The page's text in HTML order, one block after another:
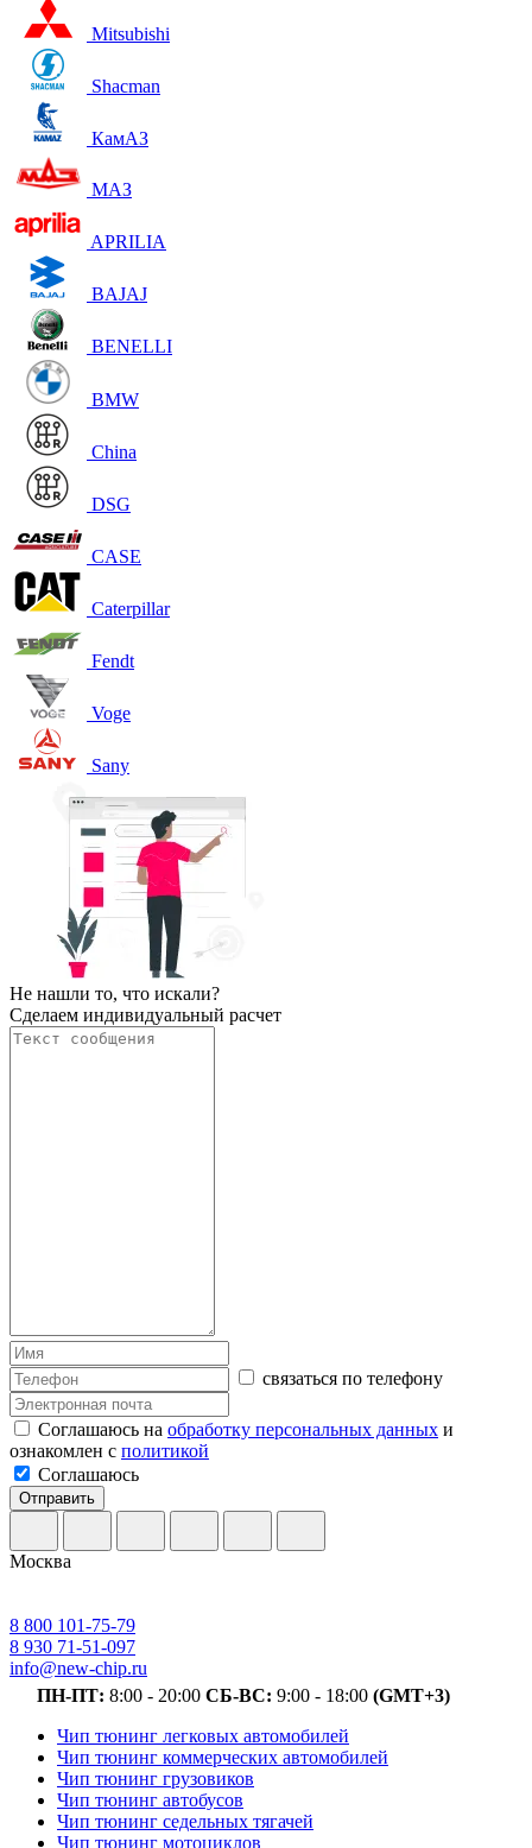
Mitsubishi
Shacman
КамАЗ
МАЗ
APRILIA
BAJAJ
BENELLI
BMW
China
DSG
CASE
Caterpillar
Fendt
Voge
Sany
Не нашли то, что искали?
Сделаем индивидуальный расчет
связаться по телефону
Соглашаюсь на обработку персональных данных и
ознакомлен с политикой
Соглашаюсь
Отправить
Москва
8 800 101-75-79
8 930 71-51-097
info@new-chip.ru
ПН-ПТ: 8:00 - 20:00 СБ-ВС: 9:00 - 18:00 (GMT+3)
Чип тюнинг легковых автомобилей
Чип тюнинг коммерческих автомобилей
Чип тюнинг грузовиков
Чип тюнинг автобусов
Чип тюнинг седельных тягачей
Чип тюнинг мотоциклов